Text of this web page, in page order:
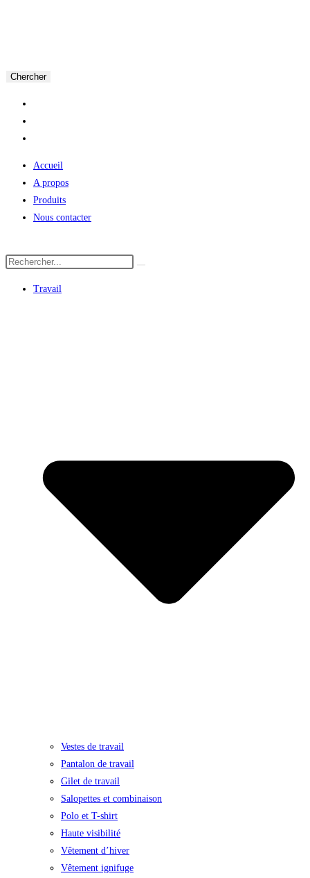
Chercher
Accueil
A propos
Produits
Nous contacter
Travail
Vestes de travail
Pantalon de travail
Gilet de travail
Salopettes et combinaison
Polo et T-shirt
Haute visibilité
Vêtement d’hiver
Vêtement ignifuge